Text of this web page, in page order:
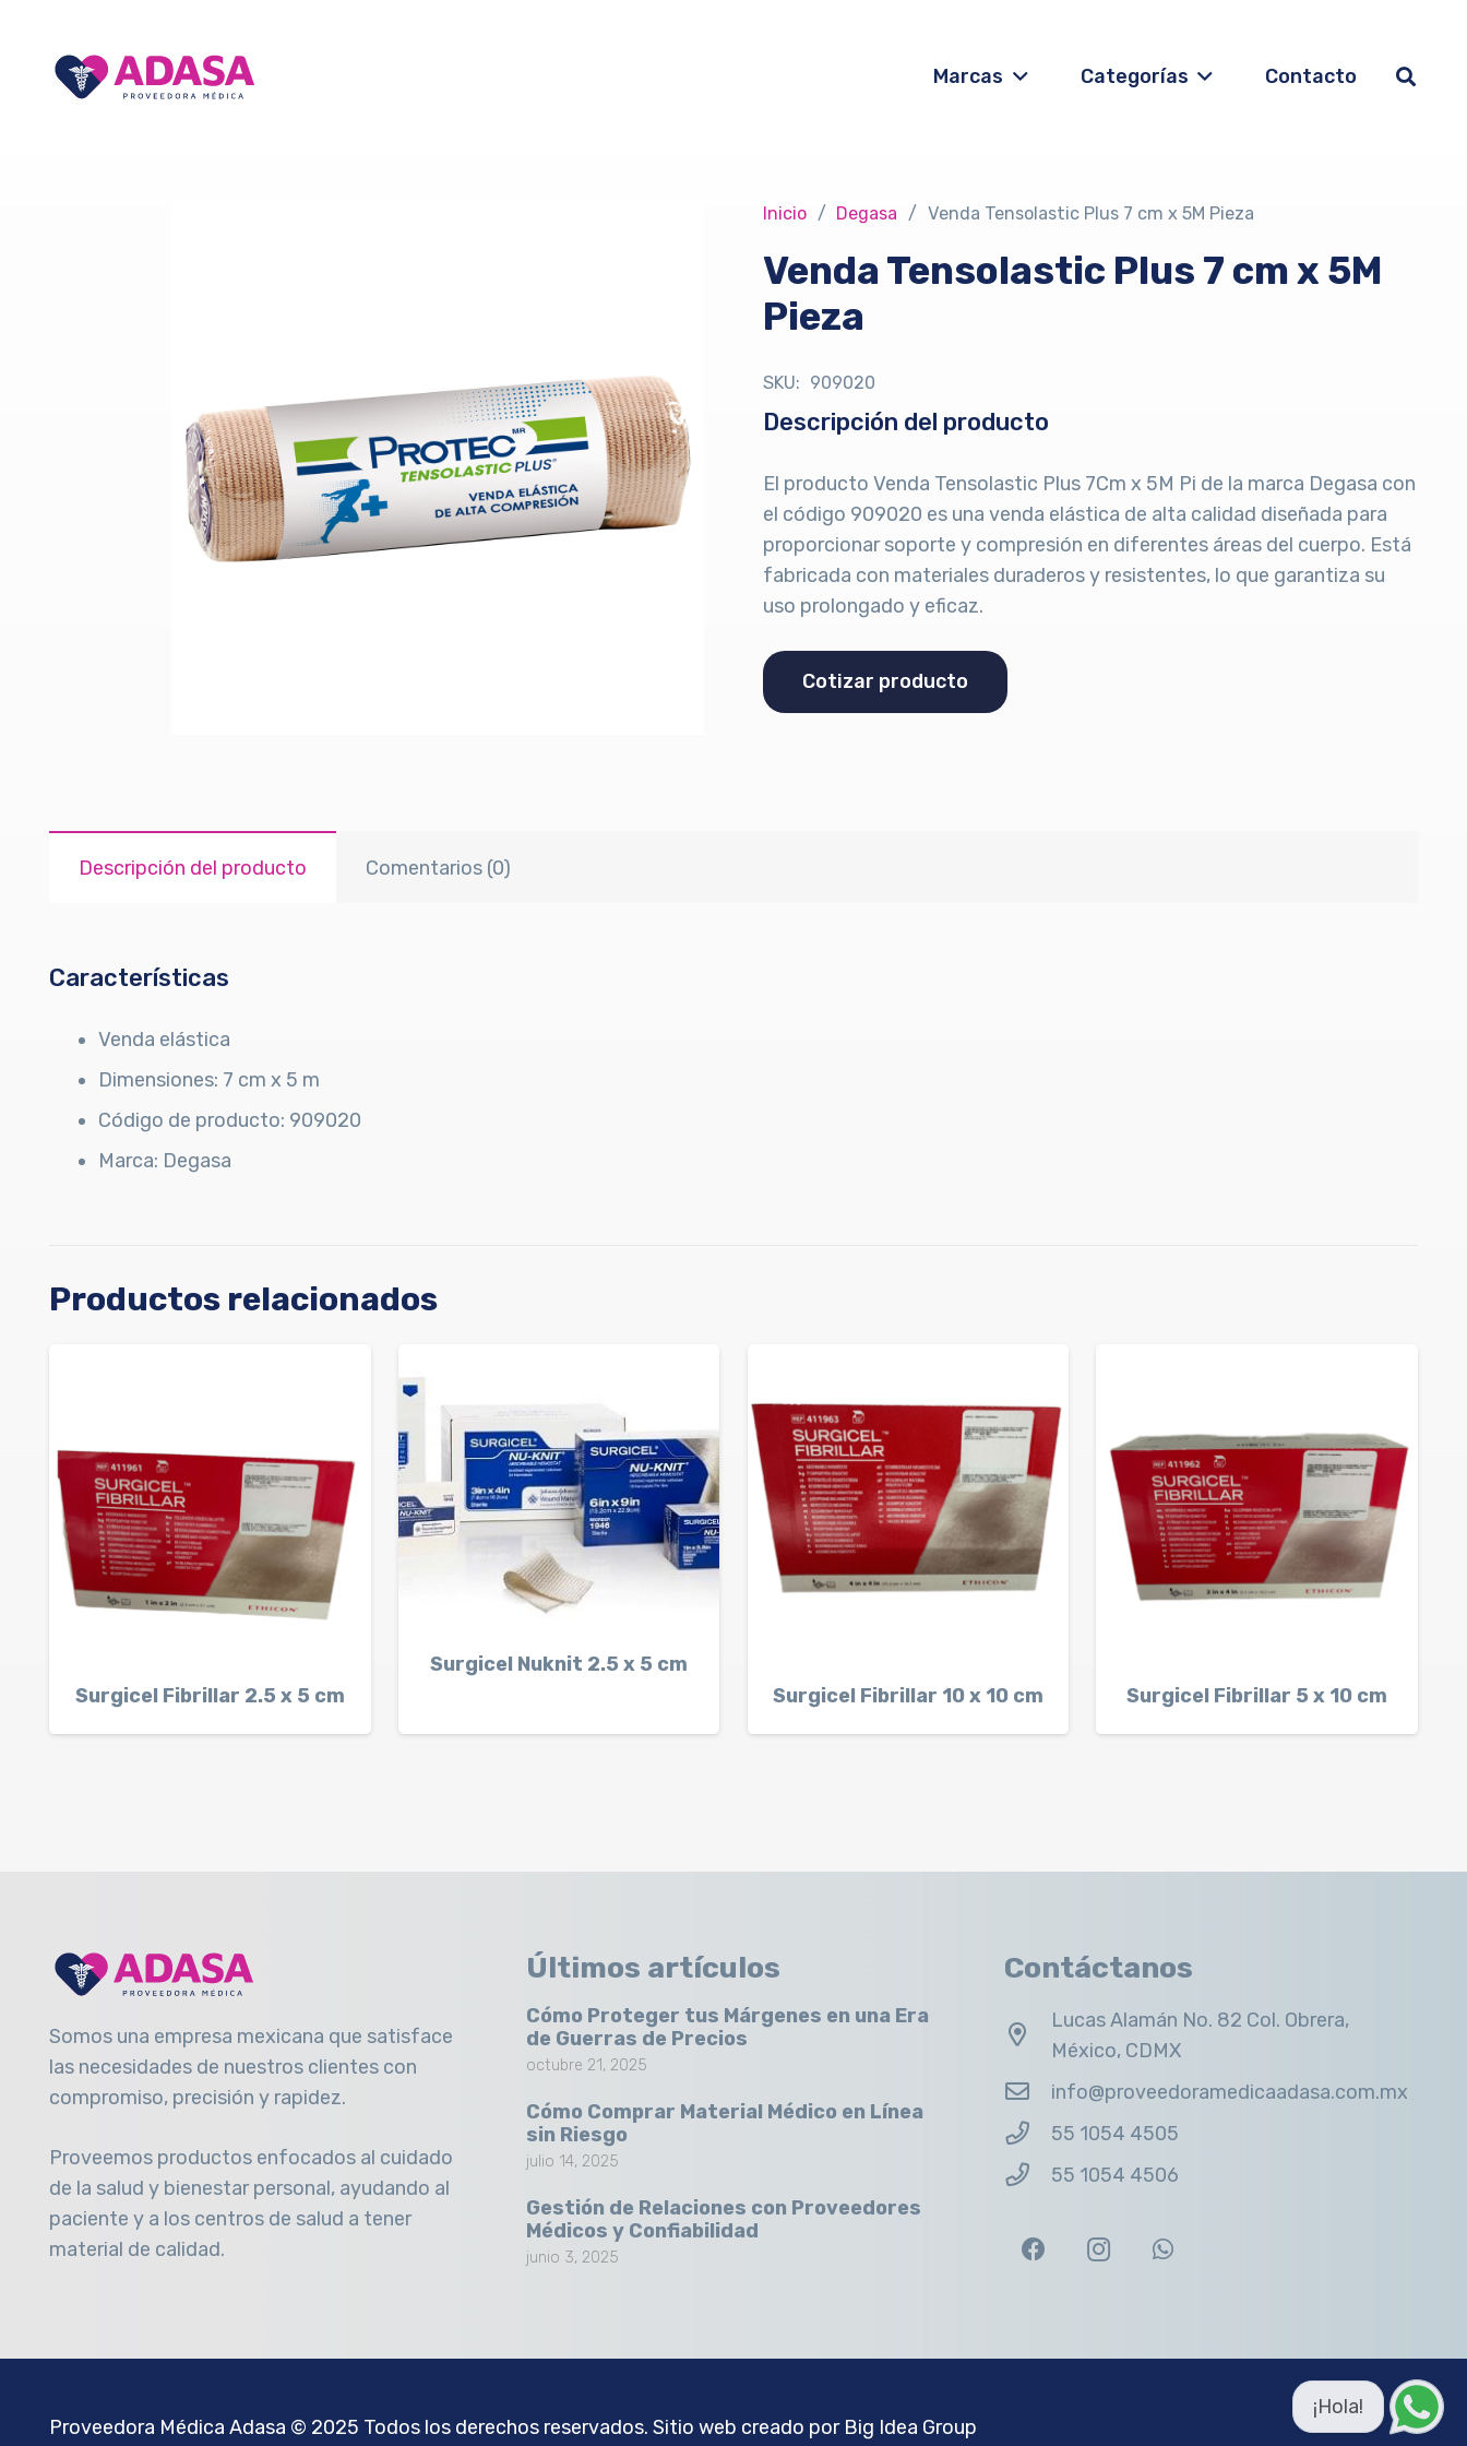
Marcas Categorías Contacto
Inicio / Degasa / Venda Tensolastic Plus 7 cm x 5M Pieza
Venda Tensolastic Plus 7 cm x 5M
Pieza
SKU: 909020
Descripción del producto
El producto Venda Tensolastic Plus 7Cm x 5M Pi de la marca Degasa con
el código 909020 es una venda elástica de alta calidad diseñada para
proporcionar soporte y compresión en diferentes áreas del cuerpo. Está
fabricada con materiales duraderos y resistentes, lo que garantiza su
uso prolongado y eficaz.
Cotizar producto
Descripción del producto Comentarios (0)
Características
Venda elástica
Dimensiones: 7 cm x 5 m
Código de producto: 909020
Marca: Degasa
Productos relacionados
Surgicel Fibrillar 2.5 x 5 cm
Surgicel Nuknit 2.5 x 5 cm
Surgicel Fibrillar 10 x 10 cm
Surgicel Fibrillar 5 x 10 cm
Somos una empresa mexicana que satisface
las necesidades de nuestros clientes con
compromiso, precisión y rapidez.
Proveemos productos enfocados al cuidado
de la salud y bienestar personal, ayudando al
paciente y a los centros de salud a tener
material de calidad.
Últimos artículos
Cómo Proteger tus Márgenes en una Era
de Guerras de Precios
octubre 21, 2025
Cómo Comprar Material Médico en Línea
sin Riesgo
julio 14, 2025
Gestión de Relaciones con Proveedores
Médicos y Confiabilidad
junio 3, 2025
Contáctanos
Lucas Alamán No. 82 Col. Obrera,
México, CDMX
info@proveedoramedicaadasa.com.mx
55 1054 4505
55 1054 4506
Proveedora Médica Adasa © 2025 Todos los derechos reservados. Sitio web creado por Big Idea Group
¡Hola!